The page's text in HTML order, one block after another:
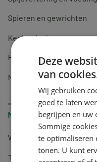
Spieren en gewrichten
Keel en luchtwegen
Huidverzorging
Nachtrust
Merken
Wapiti
Tai-Ginseng
Deze
van
Wij gebruiken
goed te laten
begrijpen en uw
Sommige
te optimaliseren
tonen. U kunt